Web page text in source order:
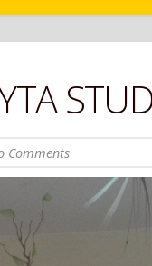
Comments